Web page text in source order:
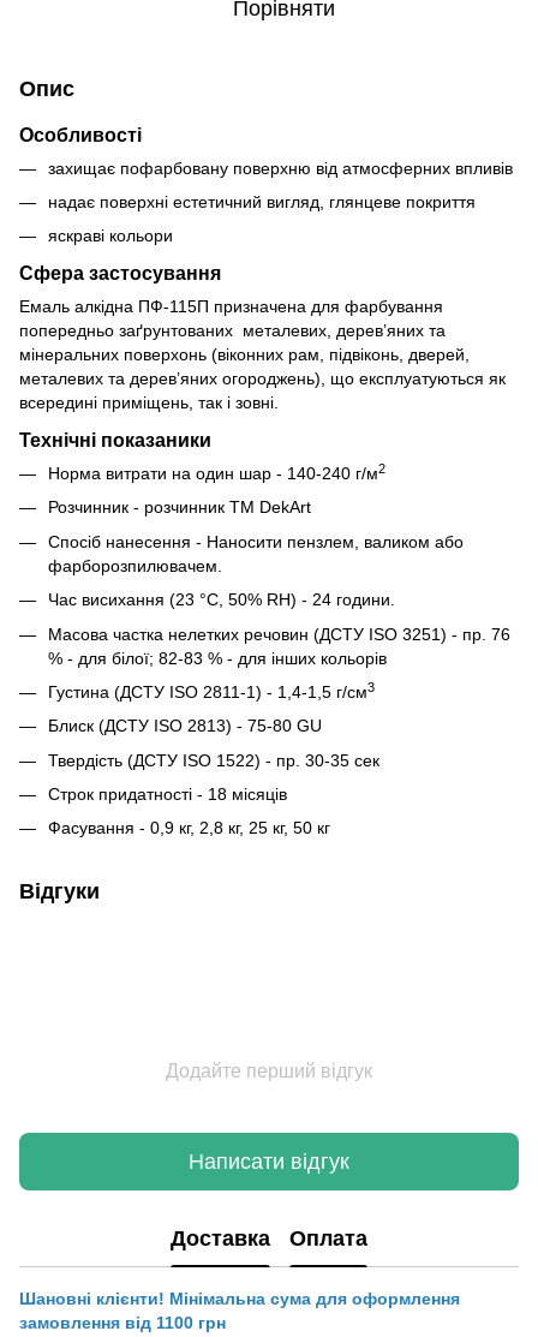
Порівняти
Опис
Особливості
захищає пофарбовану поверхню від атмосферних впливів
надає поверхні естетичний вигляд, глянцеве покриття
яскраві кольори
Сфера застосування
Емаль алкідна ПФ-115П призначена для фарбування
попередньо заґрунтованих металевих, дерев’яних та
мінеральних поверхонь (віконних рам, підвіконь, дверей,
металевих та дерев’яних огороджень), що експлуатуються як
всередині приміщень, так і зовні.
Технічні показаники
Норма витрати на один шар - 140-240 г/м2
Розчинник - розчинник ТМ DekArt
Спосіб нанесення - Наносити пензлем, валиком або
фарборозпилювачем.
Час висихання (23 °С, 50% RH) - 24 години.
Масова частка нелетких речовин (ДСТУ ISO 3251) - пр. 76
% - для білої; 82-83 % - для інших кольорів
Густина (ДСТУ ISO 2811-1) - 1,4-1,5 г/см3
Блиск (ДСТУ ISO 2813) - 75-80 GU
Твердість (ДСТУ ISO 1522) - пр. 30-35 сек
Строк придатності - 18 місяців
Фасування - 0,9 кг, 2,8 кг, 25 кг, 50 кг
Відгуки
Додайте перший відгук
Написати відгук
Доставка Оплата
Шановні клієнти! Мінімальна сума для оформлення
замовлення від 1100 грн